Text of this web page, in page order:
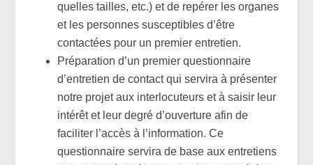
quelles tailles, etc.) et de repérer les organes
et les personnes susceptibles d’être
contactées pour un premier entretien.
Préparation d’un premier questionnaire
d’entretien de contact qui servira à présenter
notre projet aux interlocuteurs et à saisir leur
intérêt et leur degré d’ouverture afin de
faciliter l’accès à l’information. Ce
questionnaire servira de base aux entretiens